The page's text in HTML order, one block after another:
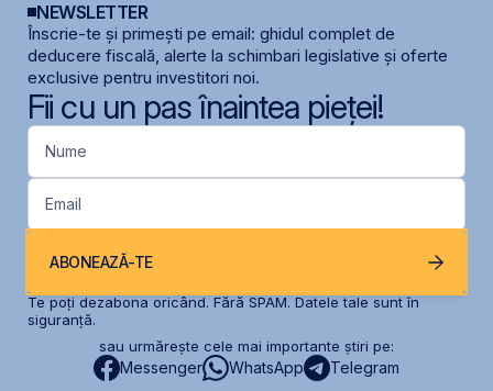
NEWSLETTER
Înscrie-te și primești pe email: ghidul complet de
deducere fiscală, alerte la schimbari legislative și oferte
exclusive pentru investitori noi.
Fii cu un pas înaintea pieței!
Nume
Email
ABONEAZĂ-TE
Te poți dezabona oricând. Fără SPAM. Datele tale sunt în
siguranță.
sau urmărește cele mai importante știri pe:
Messenger WhatsApp Telegram